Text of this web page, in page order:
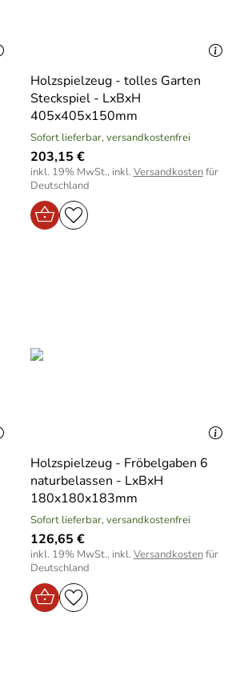
Holzspielzeug - tolles Garten
Steckspiel - LxBxH
405x405x150mm
Sofort lieferbar, versandkostenfrei
203,15 €
inkl. 19% MwSt., inkl. Versandkostenfür
Deutschland
Holzspielzeug - Fröbelgaben 6
naturbelassen - LxBxH
180x180x183mm
Sofort lieferbar, versandkostenfrei
126,65 €
inkl. 19% MwSt., inkl. Versandkostenfür
Deutschland